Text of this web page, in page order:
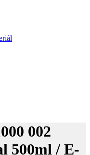
002
500ml / E-